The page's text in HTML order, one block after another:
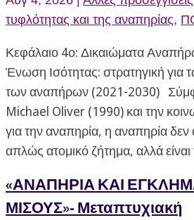
τυφλότητας και της αναπηρίας,
Κεφάλαιο 4ο: Δικαιώματα
Ένωση Ισότητας: στρατηγική για
των αναπήρων (2021-2030)
Michael Oliver (1990) και την
για την αναπηρία, η αναπηρία δεν
απλώς ατομικό ζήτημα, αλλά είναι
«ΑΝΑΠΗΡΙΑ ΚΑΙ
ΜΙΣΟΥΣ»- Μεταπτυχιακή